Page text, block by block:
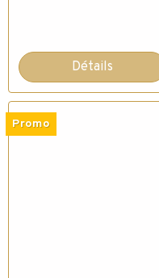
Détails
Promo